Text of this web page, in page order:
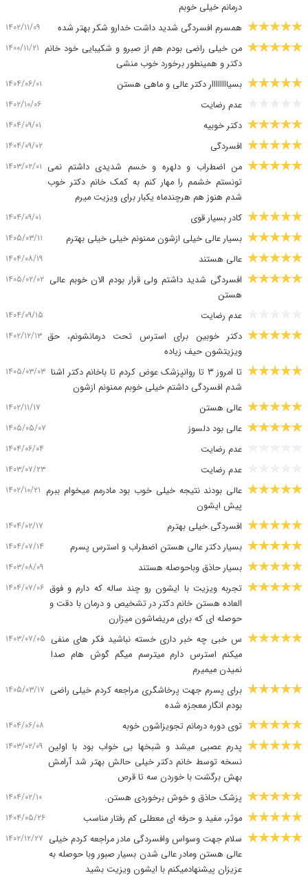
درمانم خیلی خوبم
همسرم افسردگی شدید داشت خدارو شکر بهتر شده ۱۴۰۲/۱۱/۰۹
من خیلی راضی بودم هم از صبرو و شکیبایی خود خانم
دکتر و همینطور برخورد خوب منشی
۱۴۰۰/۱۱/۲۱
بسیاااااااار دکتر عالی و ماهی هستن ۱۴۰۴/۰۶/۰۱
عدم رضایت ۱۴۰۲/۱۰/۰۶
دکتر خوبیه ۱۴۰۴/۰۹/۰۱
افسردگی ۱۴۰۴/۰۹/۰۲
من اضطراب و دلهره و خسم شدیدی داشتم نمی
تونستم خشمم را مهار کنم به کمک خانم دکتر خوب
شدم هنوز هم هرچندماه یکبار برای ویزیت میرم
۱۴۰۳/۰۲/۰۱
کادر بسیار قوی ۱۴۰۴/۰۹/۰۱
بسیار عالی خیلی ازشون ممنونم خیلی خیلی بهترم ۱۴۰۵/۰۳/۱۱
عالی هستند ۱۴۰۴/۰۸/۱۹
افسردگی شدید داشتم ولی قرار بودم الان خوبم عالی
هستن
۱۴۰۵/۰۲/۰۲
عدم رضایت ۱۴۰۴/۰۹/۱۵
دکتر خوبین برای استرس تحت درمانشونم، حق
ویزیتشون حیف زیاده
۱۴۰۲/۱۲/۱۳
تا امروز ۳ تا روانپزشک عوض کردم تا باخانم دکتر اشنا
شدم افسردگی داشتم خیلی خوبم ممنونم ازشون
۱۴۰۵/۰۳/۰۳
عالی هستن ۱۴۰۲/۱۱/۱۷
عالی بود دلسوز ۱۴۰۵/۰۵/۰۷
عدم رضایت ۱۴۰۴/۰۶/۰۴
عدم رضایت ۱۴۰۳/۰۷/۲۳
عالی بودند نتیجه خیلی خوب بود مادرمم میخوام ببرم
پیش ایشون
۱۴۰۲/۱۰/۲۱
افسردگی.خیلی بهترم ۱۴۰۴/۰۲/۱۷
بسیار دکتر عالی هستن اضطراب و استرس پسرم ۱۴۰۴/۰۷/۱۴
بسیار حاذق وباحوصله هستند ۱۴۰۳/۰۸/۰۹
تجربه ویزیت با ایشون رو چند ساله که دارم و فوق
العاده هستن خانم دکتر در تشخیص و درمان با دقت و
حوصله ای که برای مریضاشون میزارن️
۱۴۰۴/۰۷/۰۶
س خبی چه خبر داری خسته نباشید فکر های منفی
میکنم استرس دارم میترسم میگم گوش هام صدا
نمیدن میمیرم
۱۴۰۳/۰۷/۰۵
برای پسرم جهت پرخاشگری مراجعه کردم خیلی راضی
بودم انگار معجزه شده
۱۴۰۵/۰۳/۱۷
توی دوره درمانم تجویزاشون خوبه ۱۴۰۴/۰۶/۰۸
پدرم عصبی میشد و شبخها بی خواب بود با اولین
نسخه توسط خانم دکتر خیلی حالش بهتر شد آرامش
بهش برگشت با خوردن سه تا قرص
۱۴۰۳/۰۲/۰۹
پزشک حاذق و خوش برخوردی هستن. ۱۴۰۴/۰۲/۱۰
موثر، مفید و حرفه ای معطلی کم رفتار مناسب ۱۴۰۴/۰۵/۲۶
سلام جهت وسواس وافسردگی مادر مراجعه کردم خیلی
عالی هستن ومادر عالی شدن بسیار صبور وبا حوصله به
عزیزان پیشنهادمیکنم با ایشون ویزیت بشید
۱۴۰۲/۱۲/۲۷